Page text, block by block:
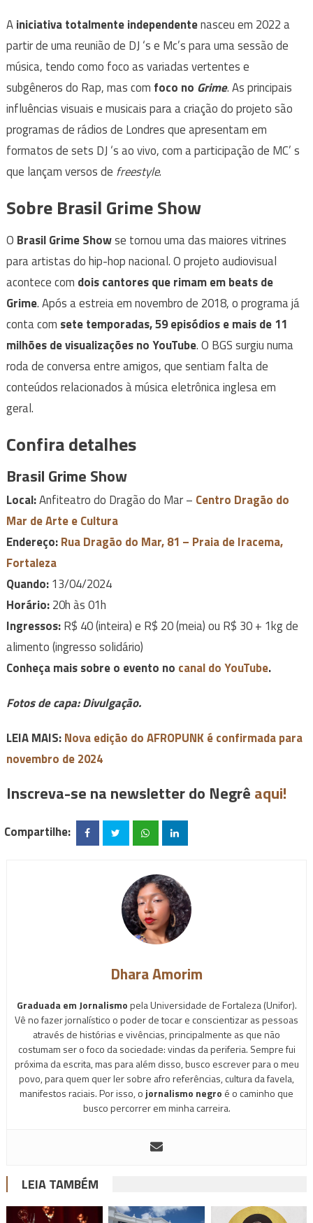
Ainiciativa totalmente independentenasceu em 2022 a
partir de uma reunião de DJ ‘s e Mc’s para uma sessão de
música, tendo como foco as variadas vertentes e
subgêneros do Rap, mas com foco no Grime. As principais
influências visuais e musicais para a criação do projeto são
programas de rádios de Londres que apresentam em
formatos de sets DJ ‘s ao vivo, com a participação de MC’ s
que lançam versos de freestyle.
Sobre Brasil Grime Show
O Brasil Grime Showse tornou uma das maiores vitrines
para artistas do hip-hop nacional. O projeto audiovisual
acontece com dois cantores que rimam em beats de
Grime. Após a estreia em novembro de 2018, o programa já
conta com sete temporadas, 59 episódios e mais de 11
milhões de visualizações no YouTube. O BGS surgiu numa
roda de conversa entre amigos, que sentiam falta de
conteúdos relacionados à música eletrônica inglesa em
geral.
Confira detalhes
Brasil Grime Show
Local:Anfiteatro do Dragão do Mar – Centro Dragão do
Mar de Arte e Cultura
Endereço:Rua Dragão do Mar, 81 – Praia de Iracema,
Fortaleza
Quando:13/04/2024
Horário:20h às 01h
Ingressos:R$ 40 (inteira) e R$ 20 (meia) ou R$ 30 + 1kg de
alimento (ingresso solidário)
Conheça mais sobre o evento no canal do YouTube.
Fotos de capa: Divulgação.
LEIA MAIS:Nova edição do AFROPUNK é confirmada para
novembro de 2024
Inscreva-se na newsletter do Negrê aqui!
Compartilhe:
Dhara Amorim
Graduada em Jornalismopela Universidade de Fortaleza (Unifor).
Vê no fazer jornalístico o poder de tocar e conscientizar as pessoas
através de histórias e vivências, principalmente as que não
costumam ser o foco da sociedade: vindas da periferia. Sempre fui
próxima da escrita, mas para além disso, busco escrever para o meu
povo, para quem quer ler sobre afro referências, cultura da favela,
manifestos raciais. Por isso, o jornalismo negro é o caminho que
busco percorrer em minha carreira.
LEIA TAMBÉM